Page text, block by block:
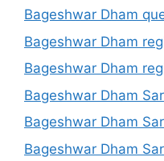
Bageshwar Dham
Bageshwar Dham
Bageshwar Dham
Bageshwar Dham
Bageshwar Dham
Bageshwar Dham